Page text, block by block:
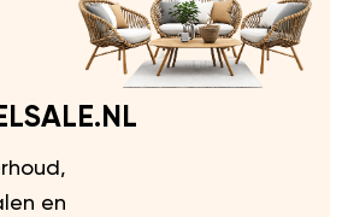
en